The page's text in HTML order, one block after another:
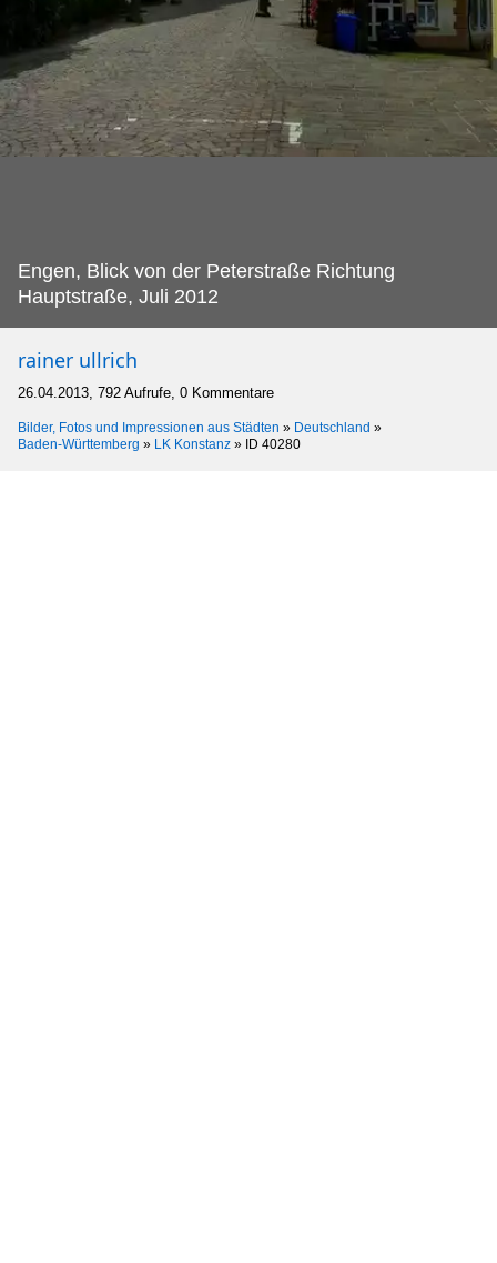
Engen, Blick von der Peterstraße Richtung
Hauptstraße, Juli 2012
rainer ullrich
26.04.2013, 792 Aufrufe, 0 Kommentare
Bilder, Fotos und Impressionen aus Städten » Deutschland »
Baden-Württemberg » LK Konstanz » ID 40280